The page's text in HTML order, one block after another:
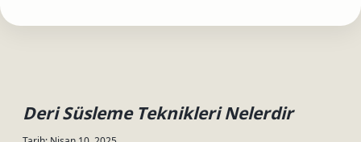
Deri Süsleme Teknikleri Nelerdir